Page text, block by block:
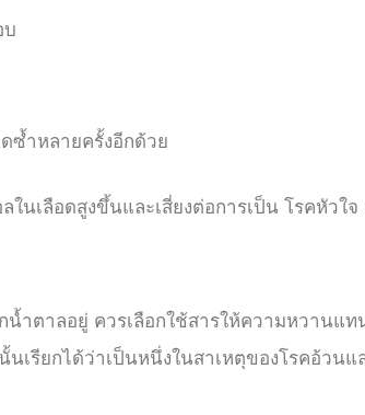
บ
ซ้ำหลายครั้งอีกด้วย
นเลือดสูงขึ้นและเสี่ยงต่อการเป็น โรคหัวใ
ตาลอยู่ ควรเลือกใช้สารให้ความหวานแ
รียกได้ว่าเป็นหนึ่งในสาเหตุของโรคอ้วนแ